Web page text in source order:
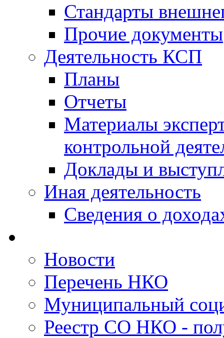
Стандарты
Прочие документы
Деятельность КСП
Планы
Отчеты
Материалы
контрольной
Доклады и
Иная деятельность
Сведения о
Новости
Перечень НКО
Муниципальный
Реестр СО НКО -